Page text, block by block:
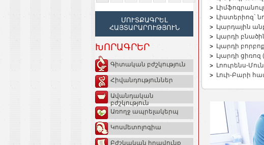
ՄՈՒՏՔԱԳՐԵԼ
ՀԱՅՏԱՐԱՐՈՒԹՅՈՒՆ
ԽՈՐԱԳՐԵՐ
Գիտական բժշկություն
Հիվանդություններ
Ավանդական
բժշկություն
Առողջ ապրելակերպ
Կոսմետոլոգիա
Բժշկական իրավունք
Լիստերիոզ`
Լյարդային
Լյարդի
Լյարդի
Լյարդի
Լոուրենս-
Լուի-Բարի